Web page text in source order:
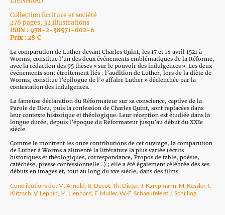
Collection Écriture et société
276 pages, 32 illustrations
ISBN : 978-2-38571-002-6
Prix : 28 €
La comparution de Luther devant Charles Quint, les 17 et 18 avril 1521 à
Worms, constitue l’un des deux événements emblématiques de la Réforme,
avec la rédaction des 95 thèses « sur le pouvoir des indulgences ». Les deux
événements sont étroitement liés : l’audition de Luther, lors de la diète de
Worms, constitue l’épilogue de l’« affaire Luther » déclenchée par la
contestation des indulgences.
La fameuse déclaration du Réformateur sur sa conscience, captive de la
Parole de Dieu, puis la confession de Charles Quint, sont replacées dans
leur contexte historique et théologique. Leur réception est étudiée dans la
longue durée, depuis l’époque du Réformateur jusqu’au début du XXIe
siècle.
Comme le montrent les onze contributions de cet ouvrage, la comparution
de Luther à Worms a alimenté la littérature la plus variée (écrits
historiques et théologiques, correspondance, Propos de table, poésie,
catéchèse, presse confessionnelle…) ; elle a été également célébrée dès ses
débuts en images et, tout au long du xxe siècle, dans des films.
Contributions de : M. Arnold, R. Decot, Th. Dieter, J. Kampmann, M. Kessler, I.
Klitzsch, V. Leppin, M. Lienhard, F. Muller, W.-F. Schaeufele et J. Schilling.